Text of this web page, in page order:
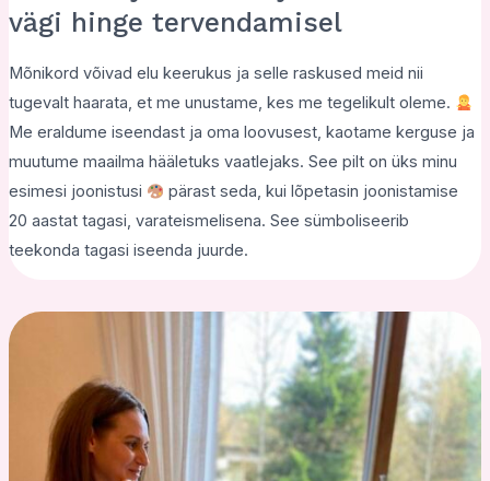
vägi hinge tervendamisel
Mõnikord võivad elu keerukus ja selle raskused meid nii
tugevalt haarata, et me unustame, kes me tegelikult oleme.
Me eraldume iseendast ja oma loovusest, kaotame kerguse ja
muutume maailma hääletuks vaatlejaks. See pilt on üks minu
esimesi joonistusi
pärast seda, kui lõpetasin joonistamise
20 aastat tagasi, varateismelisena. See sümboliseerib
teekonda tagasi iseenda juurde.